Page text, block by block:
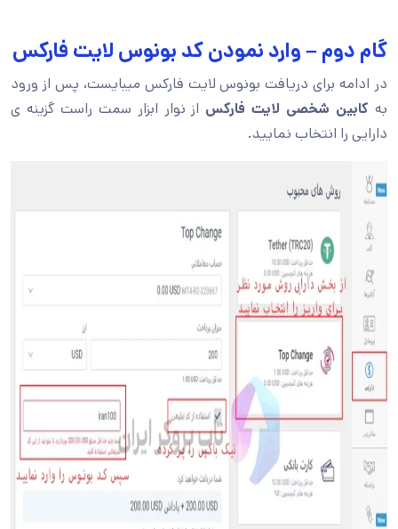
گام دوم – وارد نمودن کد بونوس لایت فارکس
در ادامه برای دریافت بونوس لایت فارکس میبایست، پس از ورود
به کابین شخصی لایت فارکس از نوار ابزار سمت راست گزینه ی
دارایی را انتخاب نمایید.